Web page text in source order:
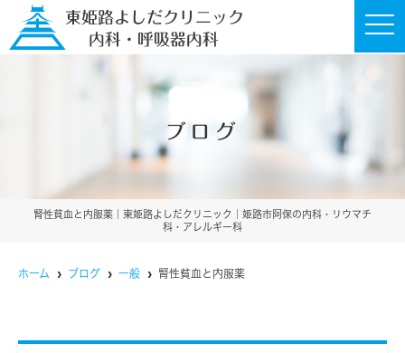
t
o
a
i
ブログ
腎性貧血と内服薬｜東姫路よしだクリニック｜姫路市阿保の内科・リウマチ
科・アレルギー科
ホーム ブログ 一般 腎性貧血と内服薬